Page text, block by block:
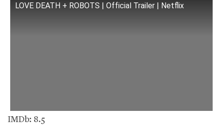
LOVE DEATH + ROBOTS | Official Trailer | Netflix
IMDb: 8.5